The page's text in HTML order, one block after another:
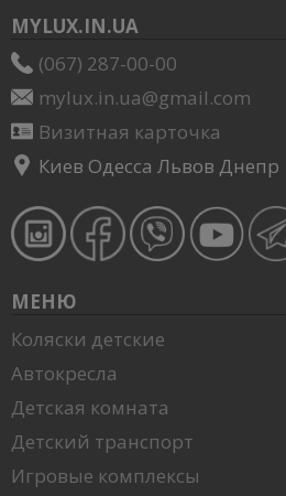
MYLUX.IN.UA
(067) 287-00-00
mylux.in.ua@gmail.com
Визитная карточка
Киев Одесса Львов Днепр
МЕНЮ
Коляски детские
Автокресла
Детская комната
Детский транспорт
Игровые комплексы